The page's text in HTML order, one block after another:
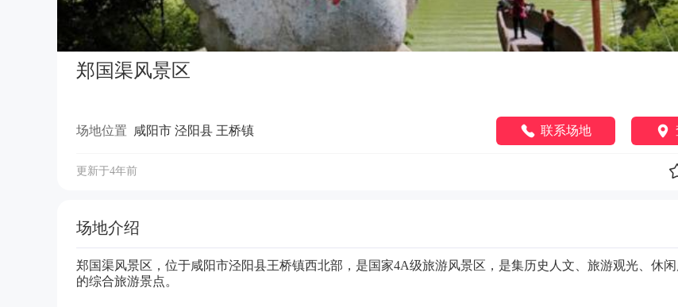
郑国渠风景区
场地位置 咸阳市 泾阳县 王桥镇 联系场地
更新于4年前
场地介绍
郑国渠风景区，位于咸阳市泾阳县王桥镇西北部，是国家4A级旅游风景区，是集历史人文、旅游观光、休
的综合旅游景点。